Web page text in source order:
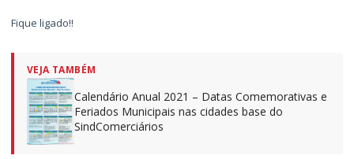
Fique ligado!!
VEJA TAMBÉM
Calendário Anual 2021 – Datas Comemorativas e
Feriados Municipais nas cidades base do
SindComerciários